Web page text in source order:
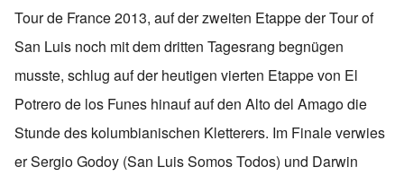
Tour de France 2013, auf der zweiten Etappe der Tour of
San Luis noch mit dem dritten Tagesrang begnügen
musste, schlug auf der heutigen vierten Etappe von El
Potrero de los Funes hinauf auf den Alto del Amago die
Stunde des kolumbianischen Kletterers. Im Finale verwies
er Sergio Godoy (San Luis Somos Todos) und Darwin